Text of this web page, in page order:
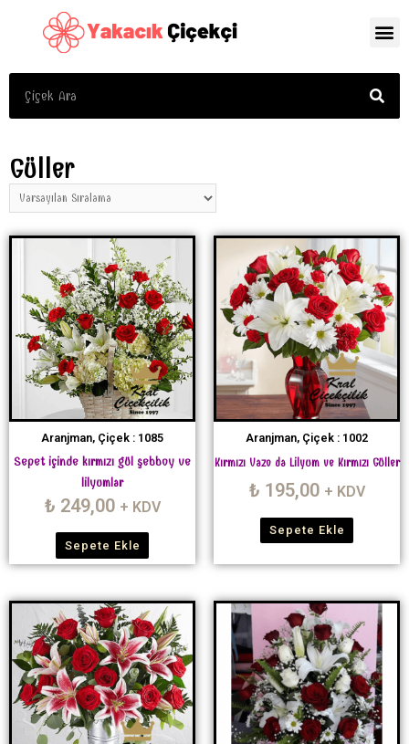
Güller
Aranjman, Çiçek : 1085
Sepet içinde kırmızı gül şebboy ve
lilyumlar
₺ 249,00 + KDV
Sepete Ekle
Aranjman, Çiçek : 1002
Kırmızı Vazo da Lilyum ve Kırmızı Güller
₺ 195,00 + KDV
Sepete Ekle